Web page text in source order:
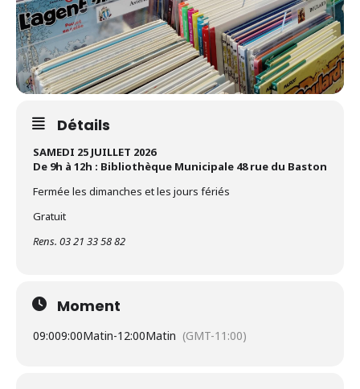
Détails
SAMEDI 25 JUILLET 2026
De 9h à 12h : Bibliothèque Municipale 48 rue du Baston
Fermée les dimanches et les jours fériés
Gratuit
Rens. 03 21 33 58 82
Moment
09:009:00Matin-12:00Matin (GMT-11:00)